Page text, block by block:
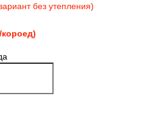
без утепления)